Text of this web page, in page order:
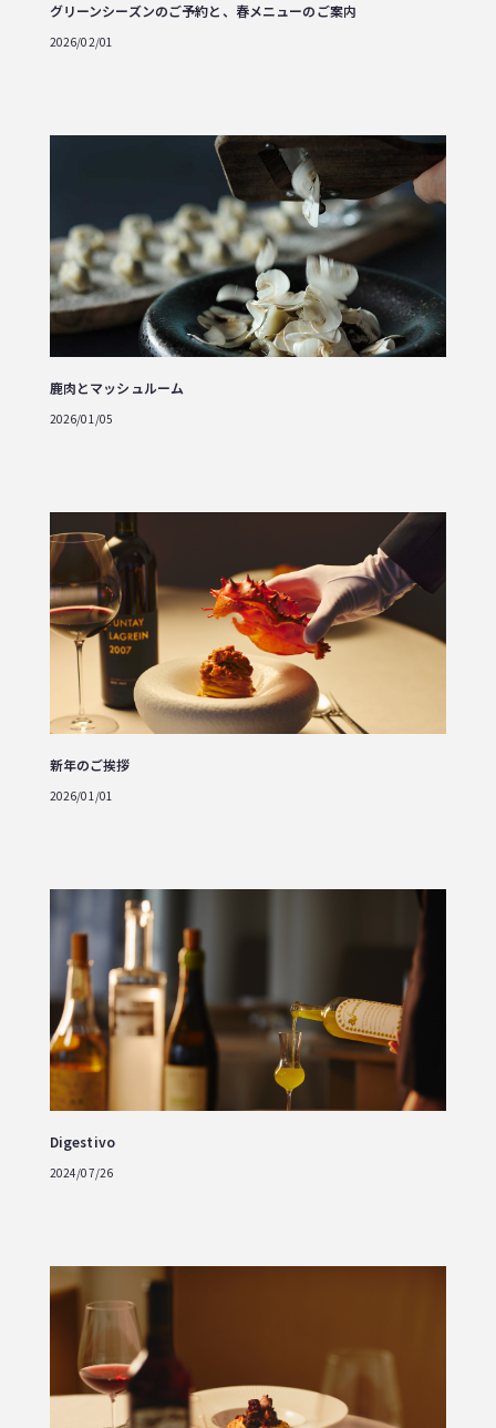
グリーンシーズンのご予約と、春メニューのご案内
2026/02/01
鹿肉とマッシュルーム
2026/01/05
新年のご挨拶
2026/01/01
Digestivo
2024/07/26